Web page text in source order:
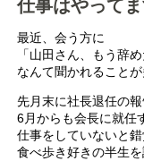
仕事はやって
最近、会う方に
「山田さん、もう辞
なんて聞かれることが
先月末に社長退任の
6月からも会長に就任
仕事をしていないと錯
食べ歩き好きの半生